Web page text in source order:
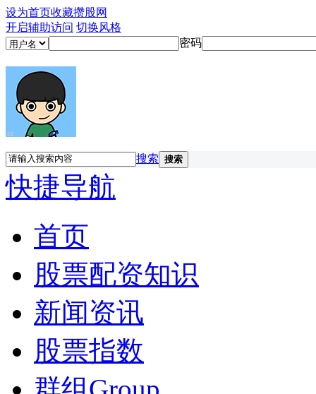
设为首页收藏攒股网
开启辅助访问 切换风格
密码
搜索 搜索
快捷导航
首页
股票配资知识
新闻资讯
股票指数